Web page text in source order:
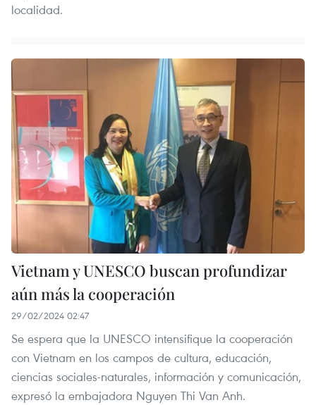
localidad.
Vietnam y UNESCO buscan profundizar
aún más la cooperación
29/02/2024 02:47
Se espera que la UNESCO intensifique la cooperación
con Vietnam en los campos de cultura, educación,
ciencias sociales-naturales, información y comunicación,
expresó la embajadora Nguyen Thi Van Anh.